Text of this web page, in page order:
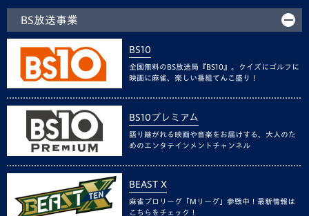
BS放送事業
BS10
全国無料のBS放送局『BS10』。クイズにゴルフに
映画に麻雀、楽しい番組てんこ盛り！
BS10プレミアム
語り継がれる映画や音楽をお届けする、大人のた
めのエンタテインメントチャンネル
BEAST X
麻雀プロリーグ「Mリーグ」参戦中！最新情報は
こちらをチェック！